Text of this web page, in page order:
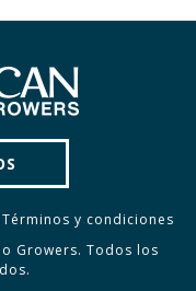
Términos y condiciones
Growers. Todos los